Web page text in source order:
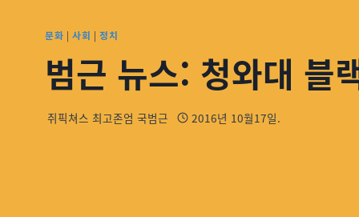
문화 | 사회 | 정치
범근 뉴스: 청와대 블
쥐픽쳐스 최고존엄 국범근 2016년 10월17일.